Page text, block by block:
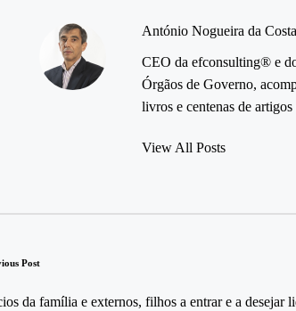
António Nogueira da Costa
CEO da efconsulting® e
Órgãos de Governo,
livros e centenas de
View All Posts
Post
da família e externos, filhos a entrar e a desejar